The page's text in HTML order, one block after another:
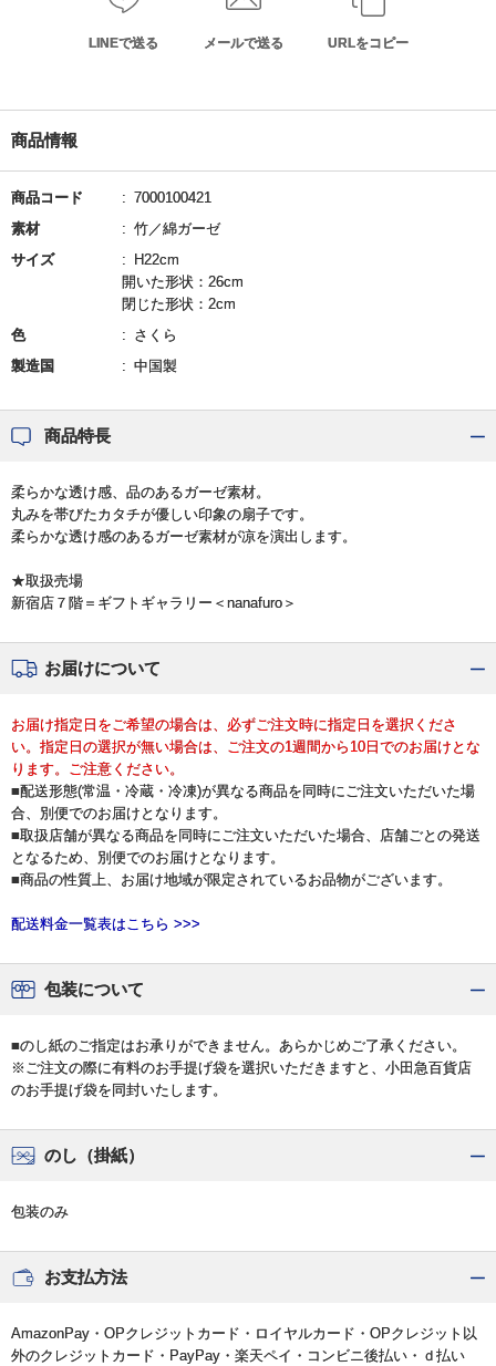
LINEで送る メールで送る URLをコピー
商品情報
商品コード
7000100421
素材
竹／綿ガーゼ
サイズ
H22cm
開いた形状：26cm
閉じた形状：2cm
色
さくら
製造国
中国製
商品特長
柔らかな透け感、品のあるガーゼ素材。
丸みを帯びたカタチが優しい印象の扇子です。
柔らかな透け感のあるガーゼ素材が凉を演出します。
★取扱売場
新宿店７階＝ギフトギャラリー＜nanafuro＞
お届けについて
お届け指定日をご希望の場合は、必ずご注文時に指定日を選択くださ
い。指定日の選択が無い場合は、ご注文の1週間から10日でのお届けとな
ります。ご注意ください。
■配送形態(常温・冷蔵・冷凍)が異なる商品を同時にご注文いただいた場
合、別便でのお届けとなります。
■取扱店舗が異なる商品を同時にご注文いただいた場合、店舗ごとの発送
となるため、別便でのお届けとなります。
■商品の性質上、お届け地域が限定されているお品物がございます。
配送料金一覧表はこちら >>>
包装について
■のし紙のご指定はお承りができません。あらかじめご了承ください。
※ご注文の際に有料のお手提げ袋を選択いただきますと、小田急百貨店
のお手提げ袋を同封いたします。
のし（掛紙）
包装のみ
お支払方法
AmazonPay・OPクレジットカード・ロイヤルカード・OPクレジット以
外のクレジットカード・PayPay・楽天ペイ・コンビニ後払い・ｄ払い